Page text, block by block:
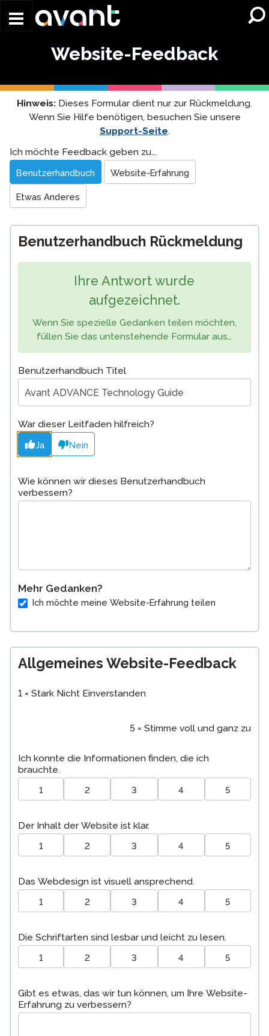
Website-Feedback
Hinweis: Dieses Formular dient nur zur Rückmeldung.
Wenn Sie Hilfe benötigen, besuchen Sie unsere
Support-Seite.
Website
Feedback
Ich möchte Feedback geben zu...
Benutzerhandbuch Website-Erfahrung
Etwas Anderes
Benutzerhandbuch Rückmeldung
Ihre Antwort wurde
aufgezeichnet.
Wenn Sie spezielle Gedanken teilen möchten,
füllen Sie das untenstehende Formular aus…
Benutzerhandbuch Titel
War dieser Leitfaden hilfreich?
Ja Nein
Wie können wir dieses Benutzerhandbuch
verbessern?
Mehr Gedanken?
Ich möchte meine Website-Erfahrung teilen
Allgemeines Website-Feedback
1 = Stark Nicht Einverstanden
5 = Stimme voll und ganz zu
Ich konnte die Informationen finden, die ich
brauchte.
1 2 3 4 5
Der Inhalt der Website ist klar.
1 2 3 4 5
Das Webdesign ist visuell ansprechend.
1 2 3 4 5
Die Schriftarten sind lesbar und leicht zu lesen.
1 2 3 4 5
Gibt es etwas, das wir tun können, um Ihre Website-
Erfahrung zu verbessern?